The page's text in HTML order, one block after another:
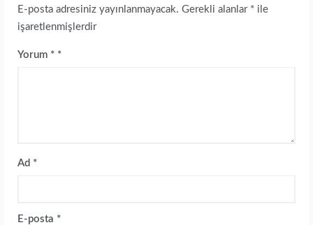
E-posta adresiniz yayınlanmayacak. Gerekli alanlar * ile
işaretlenmişlerdir
Yorum *
Ad *
E-posta *